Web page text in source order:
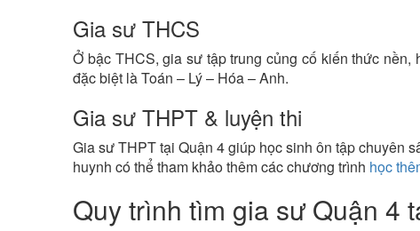
Gia sư THCS
Ở bậc THCS, gia sư tập trung củng cố kiến thức
đặc biệt là Toán – Lý – Hóa – Anh.
Gia sư THPT & luyện thi
Gia sư THPT tại Quận 4 giúp học sinh ôn tập chuyên
huynh có thể tham khảo thêm các chương trình học
Quy trình tìm gia sư Quận 4